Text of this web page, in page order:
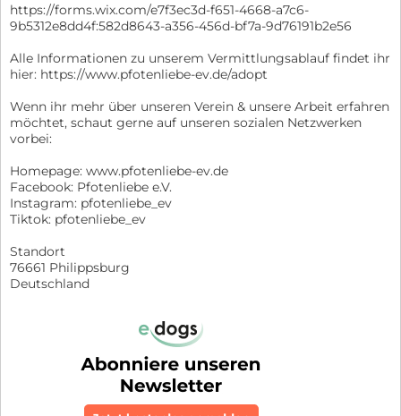
https://forms.wix.com/e7f3ec3d-f651-4668-a7c6-
9b5312e8dd4f:582d8643-a356-456d-bf7a-9d76191b2e56
Alle Informationen zu unserem Vermittlungsablauf findet ihr
hier: https://www.pfotenliebe-ev.de/adopt
Wenn ihr mehr über unseren Verein & unsere Arbeit erfahren
möchtet, schaut gerne auf unseren sozialen Netzwerken
vorbei:
Homepage: www.pfotenliebe-ev.de
Facebook: Pfotenliebe e.V.
Instagram: pfotenliebe_ev
Tiktok: pfotenliebe_ev
Standort
76661 Philippsburg
Deutschland